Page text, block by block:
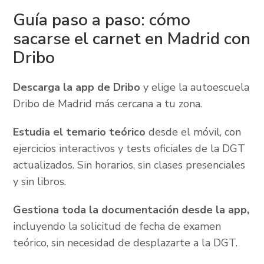
Guía paso a paso: cómo
sacarse el carnet en Madrid con
Dribo
Descarga la app de Dribo y elige la autoescuela
Dribo de Madrid más cercana a tu zona.
Estudia el temario teórico desde el móvil, con
ejercicios interactivos y tests oficiales de la DGT
actualizados. Sin horarios, sin clases presenciales
y sin libros.
Gestiona toda la documentación desde la app,
incluyendo la solicitud de fecha de examen
teórico, sin necesidad de desplazarte a la DGT.